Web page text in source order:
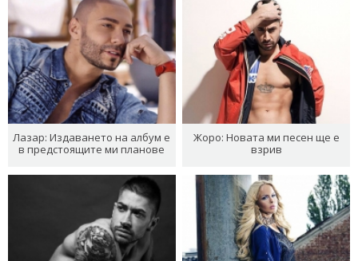
Лазар: Издаването на албум е
в предстоящите ми планове
Жоро: Новата ми песен ще е
взрив